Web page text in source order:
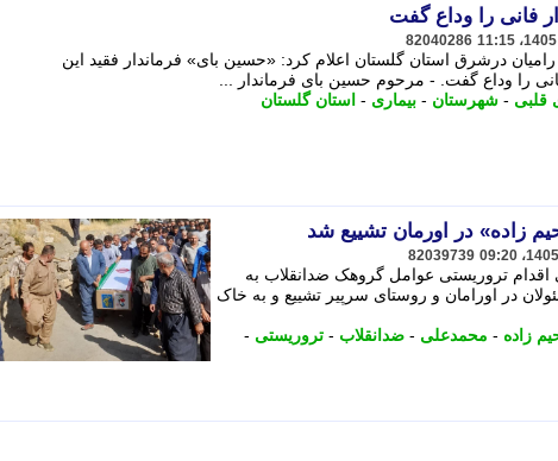
فانی را وداع گفت
82040286
درشرق استان گلستان اعلام کرد: «حسین بای» فرماندار فقید این
را وداع گفت. - مرحوم حسین بای فرماندار ...
قلبی - شهرستان - بیماری - استان گلستان
زاده» در اورمان تشییع شد
82039739
تروریستی عوامل گروهک ضدانقلاب به
در اورامان و روستای سرپیر تشییع و به خاک
زاده - محمدعلی - ضدانقلاب - تروریستی -